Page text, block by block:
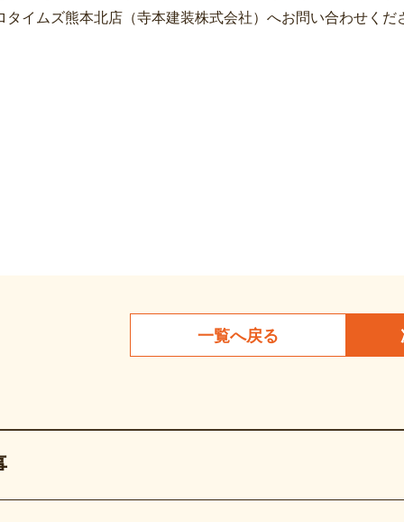
タイムズ熊本北店（寺本建装株式会社）へお問い合わせくだ
一覧へ戻る